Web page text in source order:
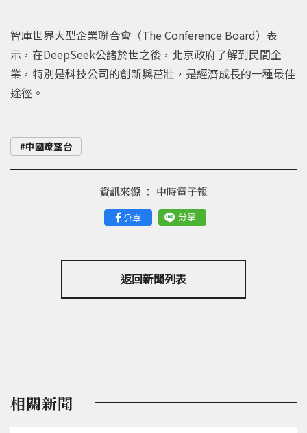
智庫世界大型企業聯合會（The Conference Board）表
示，在DeepSeek公諸於世之後，北京政府了解到民間企
業，特別是科技公司的創新與茁壯，是經濟成長的一種最佳
途徑。
中國瞭望台
分享 分享
資訊來源 ： 中時電子報
返回新聞列表
相關新聞